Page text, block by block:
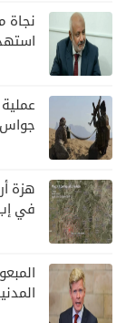
نجاة
جواس
في